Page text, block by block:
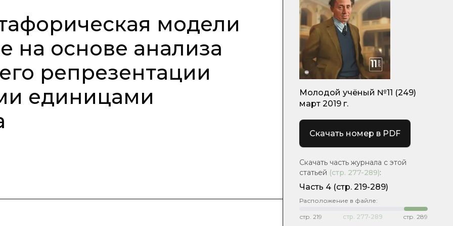
модели
на основе анализа
репрезентации
единицами
Молодой учёный №11 (249)
март 2019 г.
Скачать номер в PDF
Скачать часть журнала с этой
статьей (стр. 277-289):
Часть 4 (стр. 219-289)
Расположение в файле:
стр. 219 стр. 277-289 стр. 289